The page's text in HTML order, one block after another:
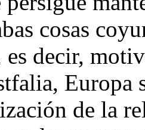
cosas
decir,
Europa
de la